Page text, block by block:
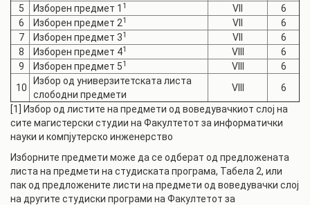
5
Изборен предмет 1 1 VII
6
6
Изборен предмет 21 VII
6
7
Изборен предмет 31 VII
6
8
Изборен предмет 41 VIII
6
9
Изборен предмет 51 VIII
6
10
Избор од универзитетската листа
слободни предмети
VIII
6
[1] Избор од листите на предмети од воведувачкиот слој на
сите магистерски студии на Факултетот за информатички
науки и компјутерско инженерство
Изборните предмети може да се одберат од предложената
листа на предмети на студиската програма, Табела 2, или
пак од предложените листи на предмети од воведувачки слој
на другите студиски програми на Факултетот за